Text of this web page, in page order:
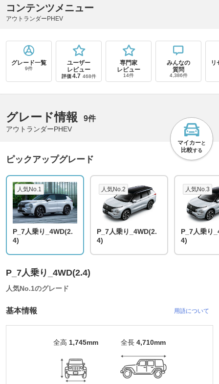
コンテンツメニュー
アウトランダーPHEV
グレード一覧
9件
ユーザー
レビュー
評価 4.7 468件
専門家
レビュー
14件
みんなの
質問
4,386件
リ
グレード情報 9件
アウトランダーPHEV
マイカーと
比較する
ピックアップグレード
人気No.1
P_7人乗り_4WD(2.
4)
人気No.2
P_7人乗り_4WD(2.
4)
人気No.3
P_7人乗り
4)
P_7人乗り_4WD(2.4)
人気No.1のグレード
基本情報 用語について
全高 1,745mm 全長 4,710mm